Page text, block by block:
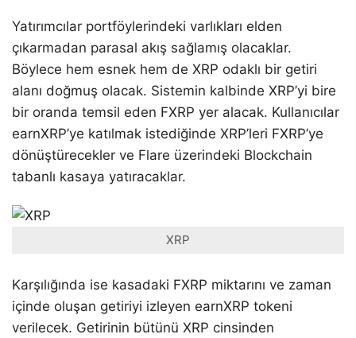
Yatırımcılar portföylerindeki varlıkları elden
çıkarmadan parasal akış sağlamış olacaklar.
Böylece hem esnek hem de XRP odaklı bir getiri
alanı doğmuş olacak. Sistemin kalbinde XRP’yi bire
bir oranda temsil eden FXRP yer alacak. Kullanıcılar
earnXRP’ye katılmak istediğinde XRP’leri FXRP’ye
dönüştürecekler ve Flare üzerindeki Blockchain
tabanlı kasaya yatıracaklar.
XRP
Karşılığında ise kasadaki FXRP miktarını ve zaman
içinde oluşan getiriyi izleyen earnXRP tokeni
verilecek. Getirinin bütünü XRP cinsinden